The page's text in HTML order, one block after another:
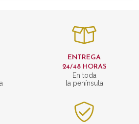
ENTREGA
24/48 HORAS
En toda
la península